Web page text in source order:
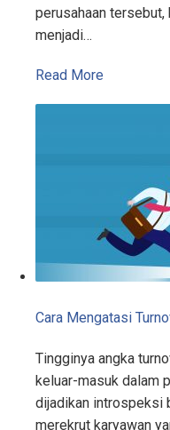
perusahaan tersebut,
menjadi…
Read More
Cara Mengatasi
Tingginya angka
keluar-masuk dalam
dijadikan introspeksi
merekrut karyawan